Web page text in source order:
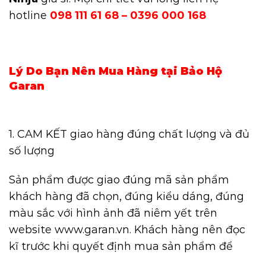
hotline 098 111 61 68 – 0396 000 168
Lý Do Bạn Nên Mua Hàng tại Bảo Hộ
Garan
1. CAM KẾT giao hàng đúng chất lượng và đủ
số lượng
Sản phẩm được giao đúng mã sản phẩm
khách hàng đã chọn, đúng kiểu dáng, đúng
màu sắc với hình ảnh đã niêm yết trên
website www.garan.vn. Khách hàng nên đọc
kĩ trước khi quyết định mua sản phẩm để